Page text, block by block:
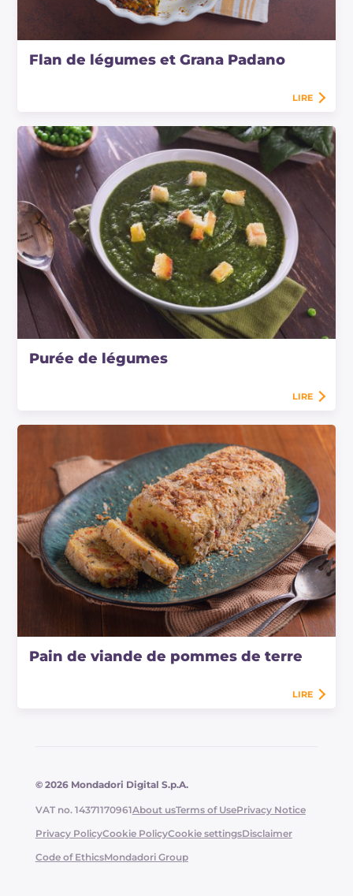
Flan de légumes et Grana Padano
LIRE
Purée de légumes
LIRE
Pain de viande de pommes de terre
LIRE
© 2026 Mondadori Digital S.p.A.
VAT no. 14371170961About usTerms of UsePrivacy Notice
Privacy PolicyCookie PolicyCookie settingsDisclaimer
Code of EthicsMondadori Group